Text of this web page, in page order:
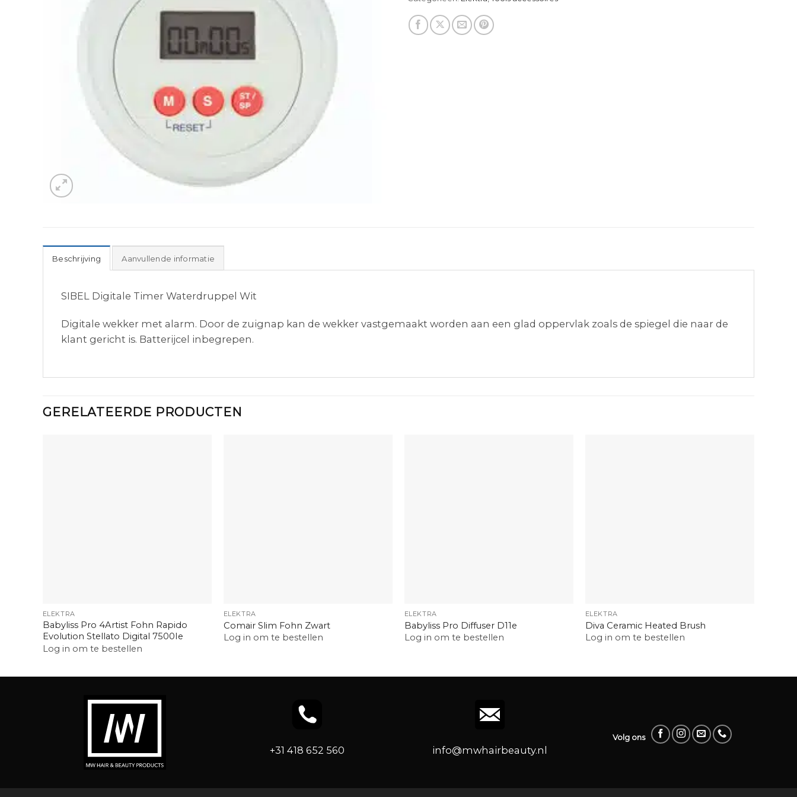
Beschrijving Aanvullende informatie
SIBEL Digitale Timer Waterdruppel Wit
Digitale wekker met alarm. Door de zuignap kan de wekker vastgemaakt worden aan een glad oppervlak zoals de spiegel die naar de
klant gericht is. Batterijcel inbegrepen.
GERELATEERDE PRODUCTEN
ELEKTRA
Babyliss Pro 4Artist Fohn Rapido
Evolution Stellato Digital 7500Ie
Log in om te bestellen
ELEKTRA
Comair Slim Fohn Zwart
Log in om te bestellen
ELEKTRA
Babyliss Pro Diffuser D11e
Log in om te bestellen
ELEKTRA
Diva Ceramic Heated Brush
Log in om te bestellen
+31 418 652 560 info@mwhairbeauty.nl
Volg ons